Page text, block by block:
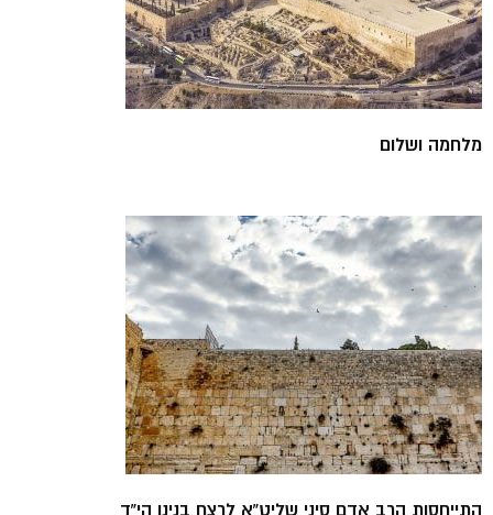
מלחמה ושלום
התייחסות הרב אדם סיני שליט”א לרצח בנינו הי”ד